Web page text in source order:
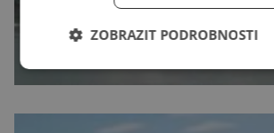
ZOBRAZIT PODROBNOSTI